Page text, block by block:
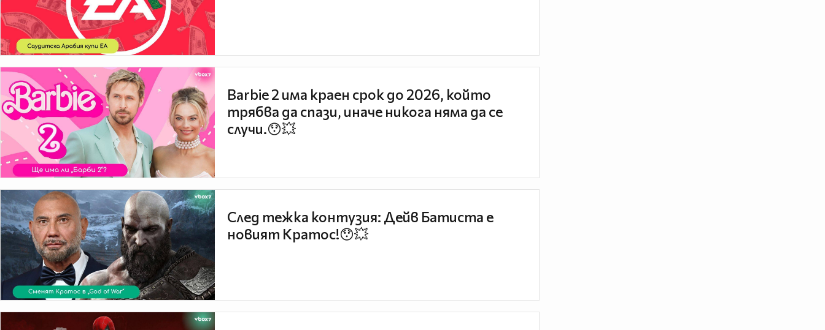
Barbie 2 има краен срок до 2026, който
трябва да спази, иначе никога няма да се
случи.😯💥
След тежка контузия: Дейв Батиста е
новият Кратос!😯💥